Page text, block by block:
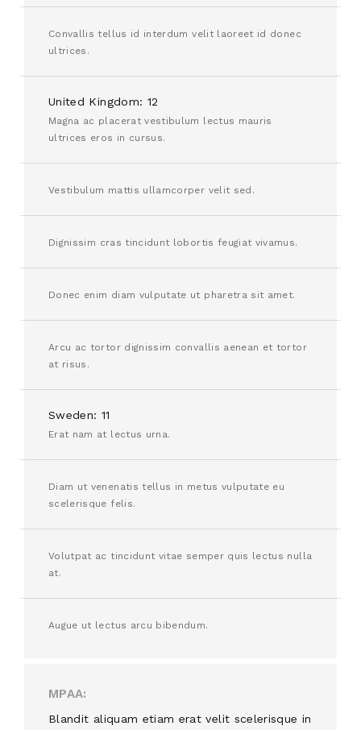
Convallis tellus id interdum velit laoreet id donec
ultrices.
United Kingdom: 12
Magna ac placerat vestibulum lectus mauris
ultrices eros in cursus.
Vestibulum mattis ullamcorper velit sed.
Dignissim cras tincidunt lobortis feugiat vivamus.
Donec enim diam vulputate ut pharetra sit amet.
Arcu ac tortor dignissim convallis aenean et tortor
at risus.
Sweden: 11
Erat nam at lectus urna.
Diam ut venenatis tellus in metus vulputate eu
scelerisque felis.
Volutpat ac tincidunt vitae semper quis lectus nulla
at.
Augue ut lectus arcu bibendum.
MPAA
Blandit aliquam etiam erat velit scelerisque in